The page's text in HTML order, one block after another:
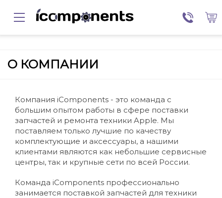
О КОМПАНИИ
Компания iComponents - это команда с
большим опытом работы в сфере поставки
запчастей и ремонта техники Apple. Мы
поставляем только лучшие по качеству
комплектующие и аксессуары, а нашими
клиентами являются как небольшие сервисные
центры, так и крупные сети по всей России.
Команда iComponents профессионально
занимается поставкой запчастей для техники